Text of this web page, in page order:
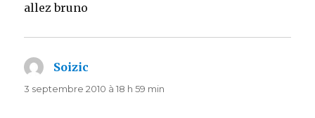
allez bruno
Soizic
3 septembre 2010 à 18 h 59 min